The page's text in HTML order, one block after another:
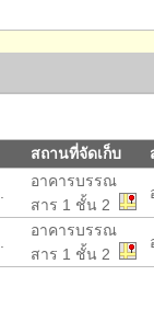
สถานที่จัดเก็บ
อาคารบรรณ
สาร 1 ชั้น 2
อาคารบรรณ
สาร 1 ชั้น 2